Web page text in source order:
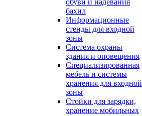
обуви и надевания
бахил
Информационные
стенды для входной
зоны
Система охраны
здания и оповещения
Специализированная
мебель и системы
хранения для входной
зоны
Стойки для зарядки,
хранение мобильных